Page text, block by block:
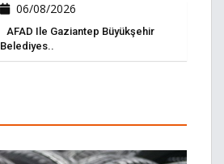
06/08/2026
AFAD Ile Gaziantep Büyükşehir
Belediyes..